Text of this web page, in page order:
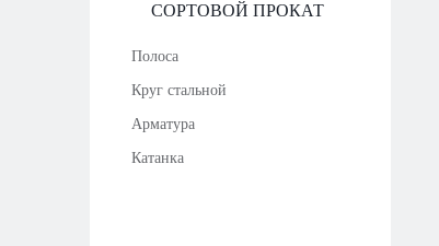
СОРТОВОЙ ПРОКАТ
Полоса
Круг стальной
Арматура
Катанка